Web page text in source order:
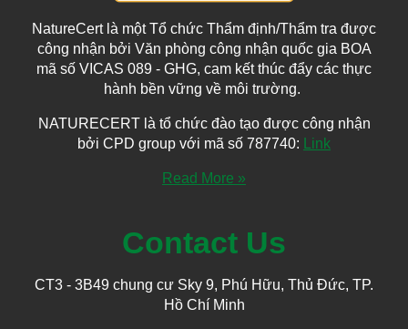
NatureCert là một Tổ chức Thẩm định/Thẩm tra được
công nhận bởi Văn phòng công nhận quốc gia BOA
mã số VICAS 089 - GHG, cam kết thúc đẩy các thực
hành bền vững về môi trường.
NATURECERT là tổ chức đào tạo được công nhận
bởi CPD group với mã số 787740: Link
Read More »
Contact Us
CT3 - 3B49 chung cư Sky 9, Phú Hữu, Thủ Đức, TP.
Hồ Chí Minh